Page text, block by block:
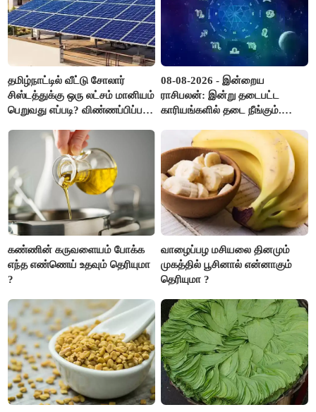
தமிழ்நாட்டில் வீட்டு சோலார்
சிஸ்டத்துக்கு ஒரு லட்சம் மானியம்
பெறுவது எப்படி? விண்ணப்பிப்பது
08-08-2026 - இன்றைய
ராசிபலன்: இன்று தடைபட்ட
காரியங்களில் தடை நீங்கும்.
இருக்கும். ஆன்மீக எண்ணம்
அதிகரிக்கும்..!
கண்ணின் கருவளையம் போக்க
எந்த எண்ணெய் உதவும் தெரியுமா
?
வாழைப்பழ மசியலை தினமும்
முகத்தில் பூசினால் என்னாகும்
தெரியுமா ?